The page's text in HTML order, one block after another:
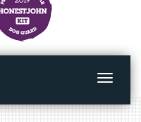
Toggle